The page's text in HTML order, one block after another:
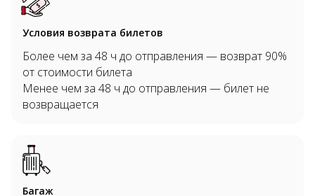
Условия возврата билетов
Более чем за 48 ч до отправления — возврат 90%
от стоимости билета
Менее чем за 48 ч до отправления — билет не
возвращается
Багаж